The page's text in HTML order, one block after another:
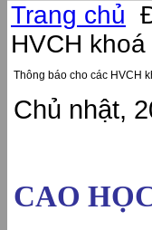
Trang chủ
HVCH
Thông báo cho các HVCH
Chủ nhật,
CAO